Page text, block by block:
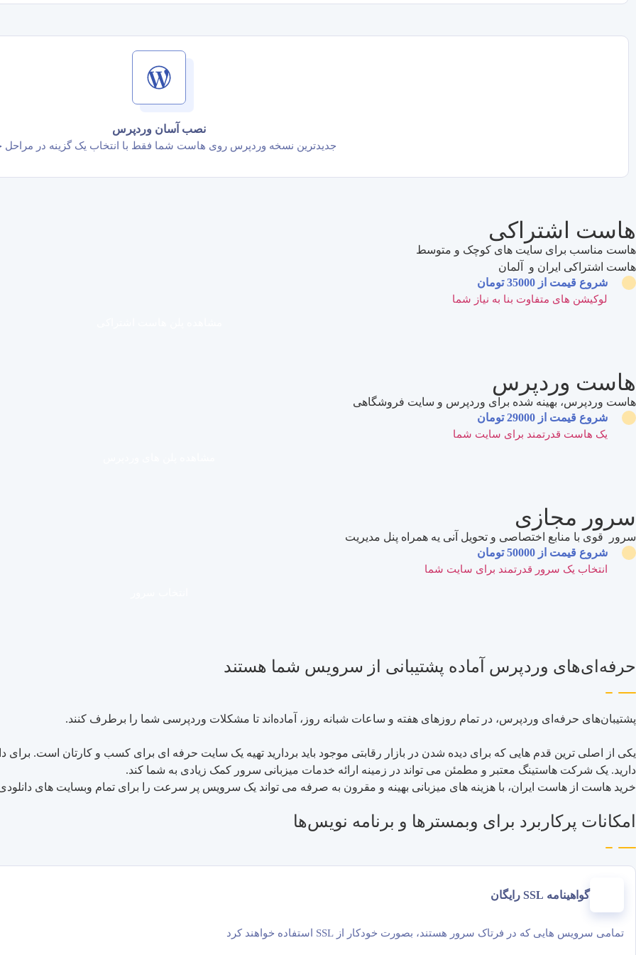
نصب آسان وردپرس
جدیدترین نسخه وردپرس روی هاست شما فقط با انتخاب یک گزینه در مراحل
هاست اشتراکی
هاست مناسب برای سایت های کوچک و متوسط
هاست اشتراکی ایران و آلمان
شروع قیمت از 35000 تومان
لوکیشن های متفاوت بنا به نیاز شما
هاست وردپرس
هاست وردپرس، بهینه شده برای وردپرس و سایت فروشگاهی
شروع قیمت از 29000 تومان
یک هاست قدرتمند برای سایت شما
سرور مجازی
سرور قوی با منابع اختصاصی و تحویل آنی یه همراه پنل مدیریت
شروع قیمت از 50000 تومان
انتخاب یک سرور قدرتمند برای سایت شما
حرفه‌ای‌های وردپرس آماده پشتیبانی از سرویس شما هستند
پشتیبان‌های حرفه‌ای وردپرس، در تمام روزهای هفته و ساعات شبانه روز، آماده‌اند تا مشکلات وردپرسی شما را برطرف کنند.
یکی از اصلی ترین قدم هایی که برای دیده شدن در بازار رقابتی موجود باید بردارید تهیه یک سایت حرفه ای برای کسب و کارتان است.
دارید. یک شرکت هاستینگ معتبر و مطمئن می تواند در زمینه ارائه خدمات میزبانی سرور کمک زیادی به شما کند.
خرید هاست از هاست ایران، با هزینه های میزبانی بهینه و مقرون به صرفه می تواند یک سرویس پر سرعت را برای تمام وبسایت های
امکانات پرکاربرد برای وبمسترها و برنامه نویس‌ها
گواهینامه SSL رایگان
تمامی سرویس هایی که در فرتاک سرور هستند، بصورت خودکار از SSL استفاده خواهند کرد